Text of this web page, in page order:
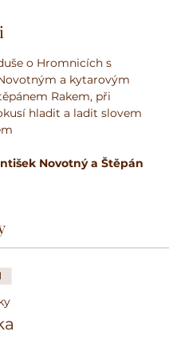
o Hromnicích s
a kytarovým
Rakem, při
hladit a ladit slovem
Novotný a Štěpán